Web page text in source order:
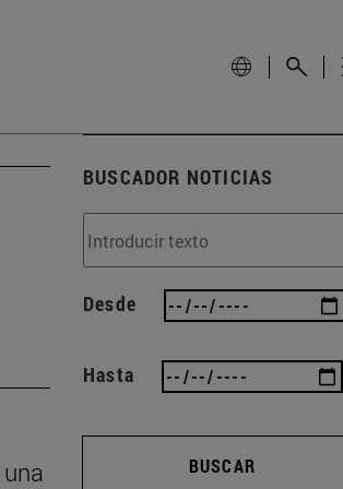
BUSCADOR NOTICIAS
Desde
Hasta
BUSCAR